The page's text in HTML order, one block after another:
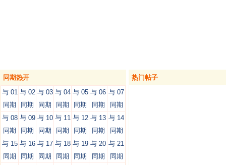
同期热开
与 01
同期
与 02
同期
与 03
同期
与 04
同期
与 05
同期
与 06
同期
与 07
同期
与 08
同期
与 09
同期
与 10
同期
与 11
同期
与 12
同期
与 13
同期
与 14
同期
与 15
同期
与 16
同期
与 17
同期
与 18
同期
与 19
同期
与 20
同期
与 21
同期
热门帖子